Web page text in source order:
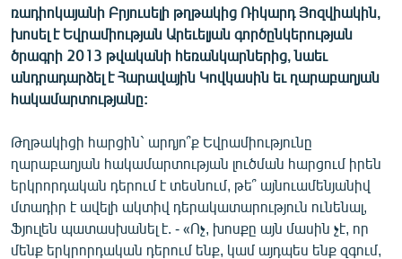
ԲԱՆԱՎԵՃ
ՁԳՏԵԼՈՎ ԼԱՎԱԳՈՒՅՆԻՆ
ՓՈԴՔԱՍԹ
English
Русский
ՀԵՏԵՎԵՔ ՄԵԶ
ռադիոկայանի Բրյուսելի թղթակից Ռիկարդ Յոզվիակին,
խոսել է Եվրամիության Արեւելյան գործընկերության
ծրագրի 2013 թվականի հեռանկարներից, նաեւ
անդրադարձել է Հարավային Կովկասին եւ ղարաբաղյան
հակամարտությանը:
Թղթակիցի հարցին` արդյո՞ք Եվրամիությունը
ղարաբաղյան հակամարտության լուծման հարցում իրեն
երկրորդական դերում է տեսնում, թե՞ այնուամենյանիվ
մտադիր է ավելի ակտիվ դերակատարություն ունենալ,
Ֆյուլեն պատասխանել է. - «Ոչ, խոսքը այն մասին չէ, որ
մենք երկրորդական դերում ենք, կամ այդպես ենք զգում,